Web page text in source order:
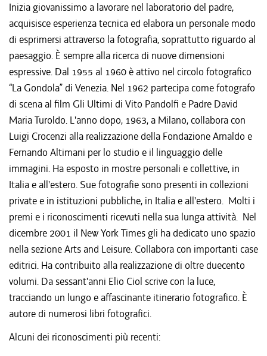
Inizia giovanissimo a lavorare nel laboratorio del padre,
acquisisce esperienza tecnica ed elabora un personale modo
di esprimersi attraverso la fotografia, soprattutto riguardo al
paesaggio. È sempre alla ricerca di nuove dimensioni
espressive. Dal 1955 al 1960 è attivo nel circolo fotografico
“La Gondola” di Venezia. Nel 1962 partecipa come fotografo
di scena al film Gli Ultimi di Vito Pandolfi e Padre David
Maria Turoldo. L'anno dopo, 1963, a Milano, collabora con
Luigi Crocenzi alla realizzazione della Fondazione Arnaldo e
Fernando Altimani per lo studio e il linguaggio delle
immagini. Ha esposto in mostre personali e collettive, in
Italia e all'estero. Sue fotografie sono presenti in collezioni
private e in istituzioni pubbliche, in Italia e all'estero. Molti i
premi e i riconoscimenti ricevuti nella sua lunga attività. Nel
dicembre 2001 il New York Times gli ha dedicato uno spazio
nella sezione Arts and Leisure. Collabora con importanti case
editrici. Ha contribuito alla realizzazione di oltre duecento
volumi. Da sessant'anni Elio Ciol scrive con la luce,
tracciando un lungo e affascinante itinerario fotografico. È
autore di numerosi libri fotografici.
Alcuni dei riconoscimenti più recenti: